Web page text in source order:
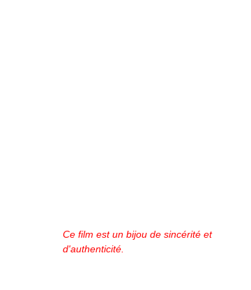
Ce film est un bijou de sincérité et
d'authenticité.